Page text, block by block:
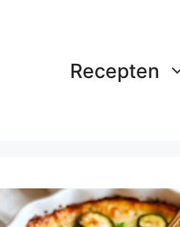
Recepten